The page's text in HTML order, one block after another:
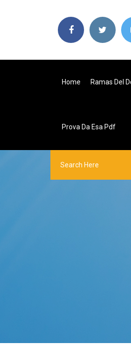
Home Ramas Del
Prova Da Esa Pdf